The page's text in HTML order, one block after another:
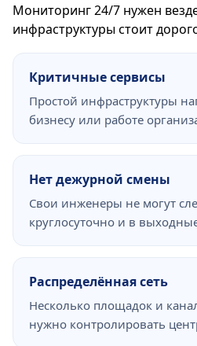
Мониторинг 24/7 нужен
инфраструктуры стоит
Критичные сервисы
Простой инфраструктуры
бизнесу или работе
Нет дежурной смены
Свои инженеры не могут
круглосуточно и в
Распределённая сеть
Несколько площадок и
нужно контролировать